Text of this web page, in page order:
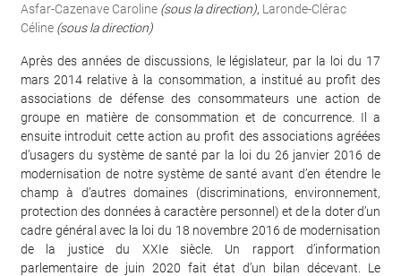
Asfar-Cazenave Caroline (sous la direction), Laronde-Clérac
Céline (sous la direction)
Après des années de discussions, le législateur, par la loi du 17
mars 2014 relative à la consommation, a institué au profit des
associations de défense des consommateurs une action de
groupe en matière de consommation et de concurrence. Il a
ensuite introduit cette action au profit des associations agréées
d’usagers du système de santé par la loi du 26 janvier 2016 de
modernisation de notre système de santé avant d’en étendre le
champ à d’autres domaines (discriminations, environnement,
protection des données à caractère personnel) et de la doter d’un
cadre général avec la loi du 18 novembre 2016 de modernisation
de la justice du XXIe siècle. Un rapport d’information
parlementaire de juin 2020 fait état d’un bilan décevant. Le